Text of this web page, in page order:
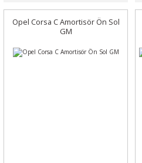
Opel Corsa C Amortisör Ön Sol
GM